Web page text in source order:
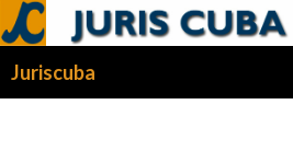
Juriscuba